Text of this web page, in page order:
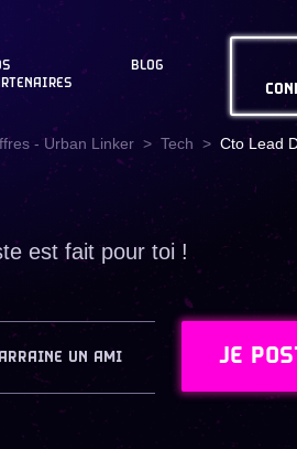
BLOG
- Urban Linker Tech Cto Lead
est fait pour toi !
UN AMI JE